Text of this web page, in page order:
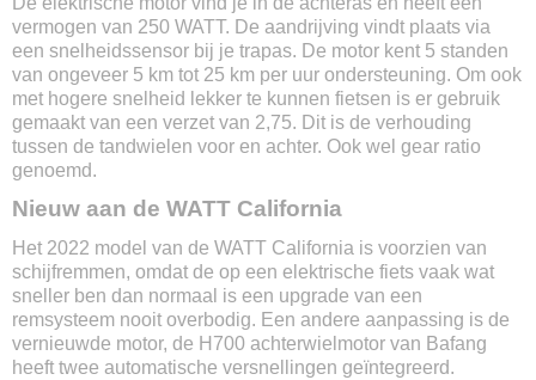
Oplaadtijd
3-5 uur
Stroomoutput motor
250w
Type motor
Achterwielmotor Xofo
45 Nm
Sensortype
Rotatiesensor
Verlichting voor
Ja
Verlichting achter
Ja
vermogen van 250 WATT. De aandrijving vindt plaats via
een snelheidssensor bij je trapas. De motor kent 5 standen
van ongeveer 5 km tot 25 km per uur ondersteuning. Om ook
met hogere snelheid lekker te kunnen fietsen is er gebruik
gemaakt van een verzet van 2,75. Dit is de verhouding
tussen de tandwielen voor en achter. Ook wel gear ratio
genoemd.
Nieuw aan de WATT California
Het 2022 model van de WATT California is voorzien van
schijfremmen, omdat de op een elektrische fiets vaak wat
sneller ben dan normaal is een upgrade van een
remsysteem nooit overbodig. Een andere aanpassing is de
vernieuwde motor, de H700 achterwielmotor van Bafang
heeft twee automatische versnellingen geïntegreerd.